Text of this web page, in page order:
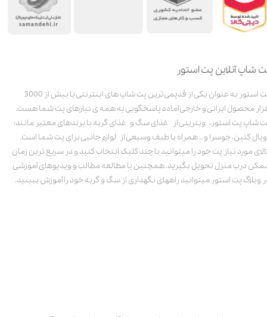
شاپ آنلاین پت استور
پت استور به عنوان یکی از قدیمی‌ترین پت شاپ های اینترنتی با بیش از 3000
محصول ایرانی و خارجی آماده پاسخگویی به همه ی نیازهای پت شما هست.
شاپ پت استور، ویترینی از غذای سگ و غذای گربه با برندهای معتبر مانند:
کنین، جوسرا و .. همراه با طیف وسیعی از لوازم جانبی برای پت شما است.
مورد نیاز پت خود را میتوانید با چند کلیک انتخاب کنید و در سریع ترین زمان
درب منزل تحویل بگیرید. همچنین با مطالعه مطالب و ویدیوهای آموزشی
وبلاگ پت استور میتوانید راههای نگهداری از سگ و گربه خود را آموزش ببینید.